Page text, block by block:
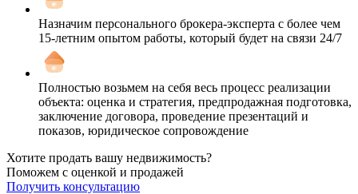
Назначим персонального брокера-эксперта с более чем
15-летним опытом работы, который будет на связи 24/7
Полностью возьмем на себя весь процесс реализации
объекта: оценка и стратегия, предпродажная подготовка,
заключение договора, проведение презентаций и
показов, юридическое сопровождение
Хотите продать вашу недвижимость?
Поможем с оценкой и продажей
Получить консультацию